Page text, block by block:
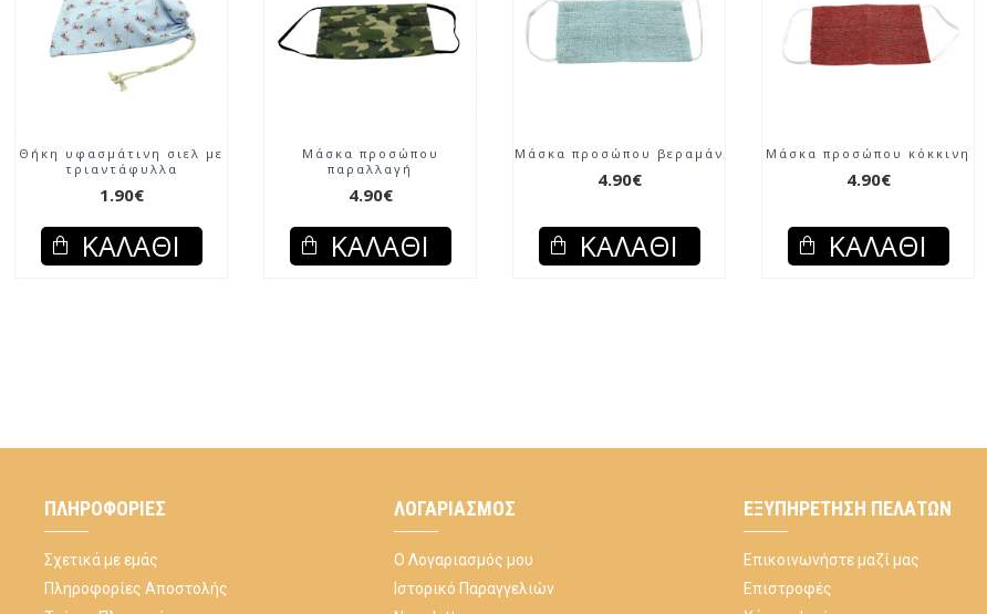
Θήκη υφασμάτινη σιελ με
τριαντάφυλλα
1.90€
ΚΑΛΆΘΙ
Μάσκα προσώπου
παραλλαγή
4.90€
ΚΑΛΆΘΙ
Μάσκα προσώπου βεραμάν
4.90€
ΚΑΛΆΘΙ
Μάσκα προσώπου κόκκινη
4.90€
ΚΑΛΆΘΙ
ΠΛΗΡΟΦΟΡΊΕΣ
Σχετικά με εμάς
Πληροφορίες Αποστολής
ΛΟΓΑΡΙΑΣΜΌΣ
Ο Λογαριασμός μου
Ιστορικό Παραγγελιών
ΕΞΥΠΗΡΈΤΗΣΗ ΠΕΛΑΤΏΝ
Επικοινωνήστε μαζί μας
Επιστροφές